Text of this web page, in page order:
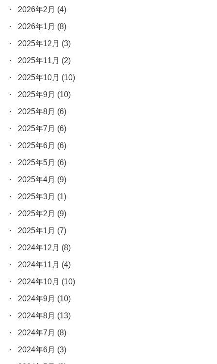
2026年2月 (4)
2026年1月 (8)
2025年12月 (3)
2025年11月 (2)
2025年10月 (10)
2025年9月 (10)
2025年8月 (6)
2025年7月 (6)
2025年6月 (6)
2025年5月 (6)
2025年4月 (9)
2025年3月 (1)
2025年2月 (9)
2025年1月 (7)
2024年12月 (8)
2024年11月 (4)
2024年10月 (10)
2024年9月 (10)
2024年8月 (13)
2024年7月 (8)
2024年6月 (3)